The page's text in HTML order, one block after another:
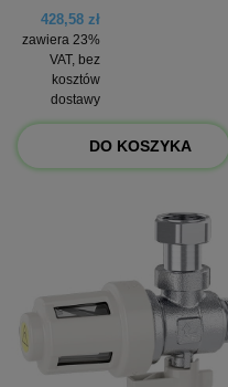
428,58 zł
zawiera 23%
VAT, bez
kosztów
dostawy
DO KOSZYKA